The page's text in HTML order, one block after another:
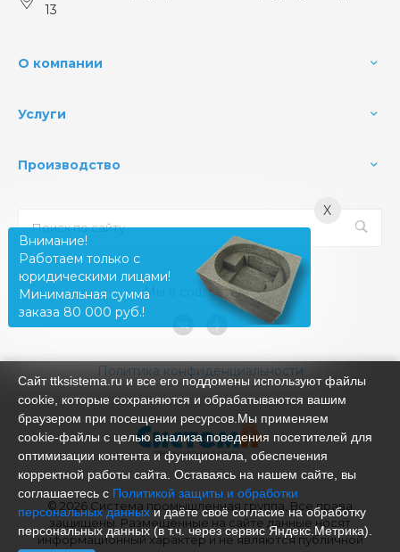
13
О компании
Услуги
Производство
Мы в соц. сетях
Политика конфиденциальности
© 2026 Система промышленная группа, Все права
защищены. Размещённые на сайте данные носят
информационный характер и не являются публичной
X
Внимание!
Работаем только с
юридическими лицами!
Минимальная сумма
заказа 80 000 руб.!
Сайт ttksistema.ru и все его поддомены используют файлы
cookie, которые сохраняются и обрабатываются вашим
браузером при посещении ресурсов.Мы применяем
cookie‑файлы с целью анализа поведения посетителей для
оптимизации контента и функционала, обеспечения
корректной работы сайта. Оставаясь на нашем сайте, вы
соглашаетесь с Политикой защиты и обработки
персональных данныхи даёте своё согласие на обработку
персональных данных (в т.ч. через сервис Яндекс.Метрика).